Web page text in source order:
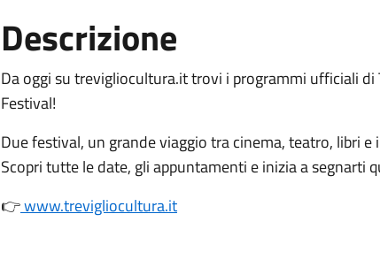
Descrizione
Da oggi su trevigliocultura.it trovi i programmi ufficiali di
Festival!
Due festival, un grande viaggio tra cinema, teatro, libri e
Scopri tutte le date, gli appuntamenti e inizia a segnarti
👉www.trevigliocultura.it